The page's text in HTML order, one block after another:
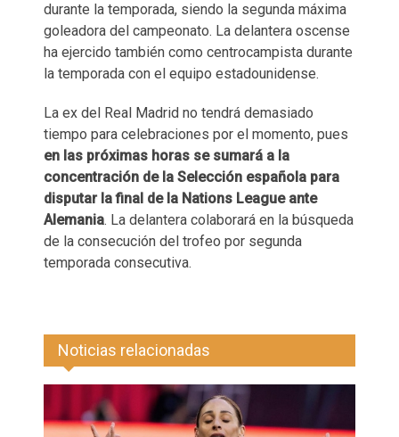
durante la temporada, siendo la segunda máxima
goleadora del campeonato. La delantera oscense
ha ejercido también como centrocampista durante
la temporada con el equipo estadounidense.
La ex del Real Madrid no tendrá demasiado
tiempo para celebraciones por el momento, pues
en las próximas horas se sumará a la
concentración de la Selección española para
disputar la final de la Nations League ante
Alemania. La delantera colaborará en la búsqueda
de la consecución del trofeo por segunda
temporada consecutiva.
Noticias relacionadas